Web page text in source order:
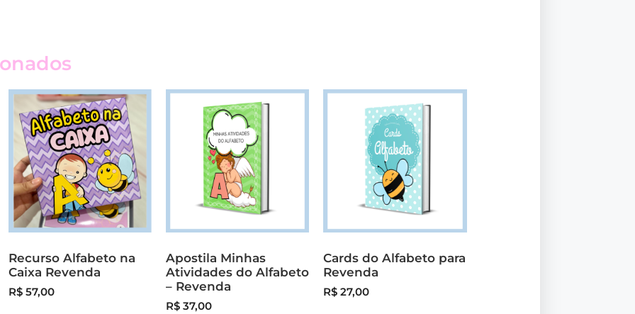
Recurso Alfabeto na
Caixa Revenda
R$57,00
Apostila Minhas
Atividades do Alfabeto
– Revenda
R$37,00
Cards do Alfabeto para
Revenda
R$ 27,00